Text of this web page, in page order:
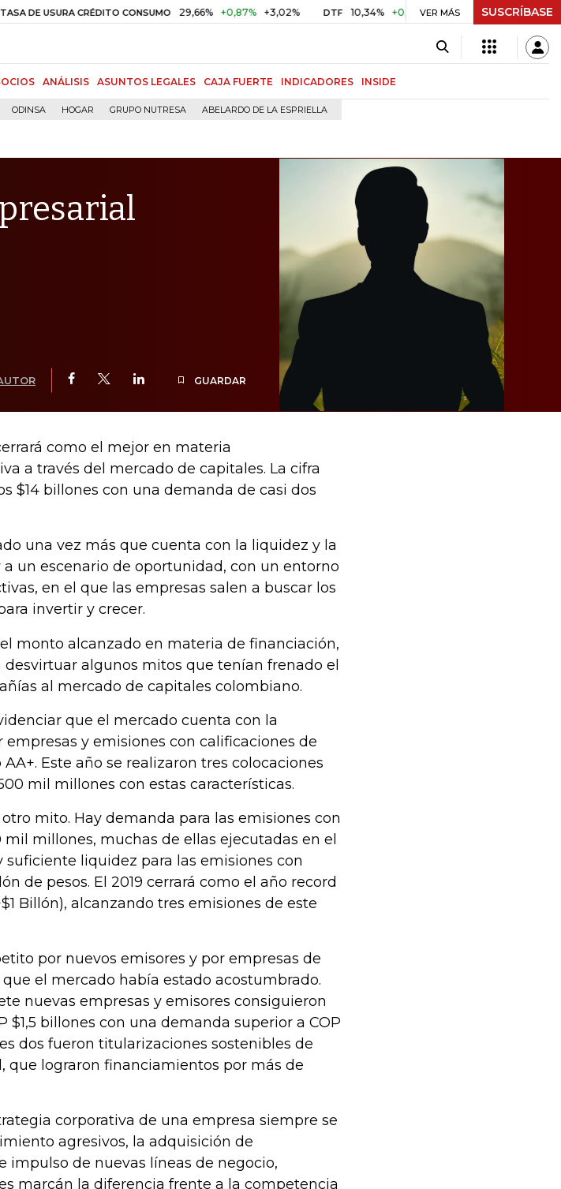
CRÉDITO CONSUMO 29,66% +0,87% +3,02% DTF 10,34% +0,10% +0,98% UVR $ 417,01 +$ 0,05
VER MÁS SUSCRÍBASE
ANÁLISIS ASUNTOS LEGALES CAJA FUERTE INDICADORES INSIDE
ODINSA HOGAR GRUPO NUTRESA ABELARDO DE LA ESPRIELLA
GUARDAR
como el mejor en materia
a través del mercado de capitales. La cifra
$14 billones con una demanda de casi dos
una vez más que cuenta con la liquidez y la
un escenario de oportunidad, con un entorno
en el que las empresas salen a buscar los
invertir y crecer.
monto alcanzado en materia de financiación,
desvirtuar algunos mitos que tenían frenado el
al mercado de capitales colombiano.
que el mercado cuenta con la
y emisiones con calificaciones de
Este año se realizaron tres colocaciones
mil millones con estas características.
mito. Hay demanda para las emisiones con
millones, muchas de ellas ejecutadas en el
suficiente liquidez para las emisiones con
de pesos. El 2019 cerrará como el año record
Billón), alcanzando tres emisiones de este
por nuevos emisores y por empresas de
el mercado había estado acostumbrado.
nuevas empresas y emisores consiguieron
$1,5 billones con una demanda superior a COP
dos fueron titularizaciones sostenibles de
que lograron financiamientos por más de
corporativa de una empresa siempre se
agresivos, la adquisición de
impulso de nuevas líneas de negocio,
marcán la diferencia frente a la competencia